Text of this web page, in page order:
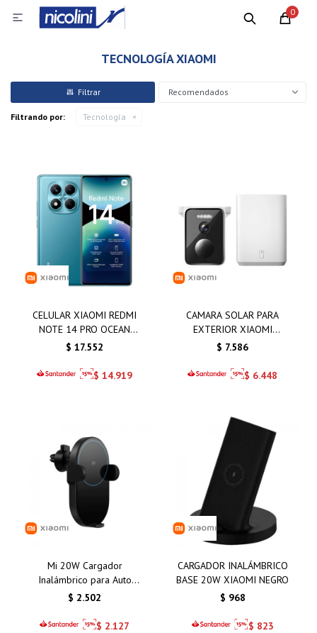
0

TECNOLOGÍA XIAOMI
Recomendados
Filtrando por: Tecnología
CELULAR XIAOMI REDMI
NOTE 14 PRO OCEAN
BLUE 8GB 256GB
$ 17.552
$ 14.919
CAMARA SOLAR PARA
EXTERIOR XIAOMI
BW400 PRO SET
$ 7.586
$ 6.448
Mi 20W Cargador
Inalámbrico para Auto
Xiaomi
$ 2.502
$ 2.127
CARGADOR INALÁMBRICO
BASE 20W XIAOMI NEGRO
$ 968
$ 823